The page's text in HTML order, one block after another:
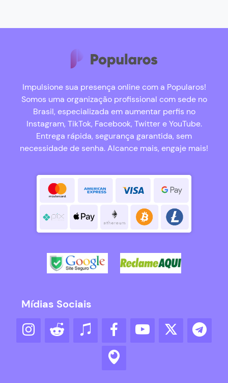
Impulsione sua presença online com a Popularos!
Somos uma organização profissional com sede no
Brasil, especializada em aumentar perfis no
Instagram, TikTok, Facebook, Twitter e YouTube.
Entrega rápida, segurança garantida, sem
necessidade de senha. Alcance mais, engaje mais!
Mídias Sociais